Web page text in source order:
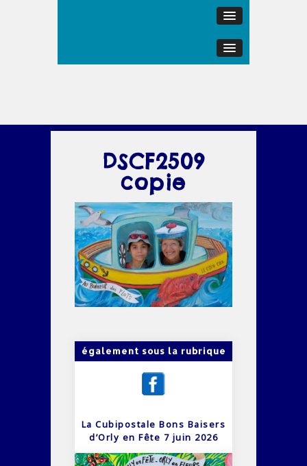
DSCF2509
copie
également sous la rubrique
La Cubipostale Bons Baisers
d’Orly en Fête 7 juin 2026